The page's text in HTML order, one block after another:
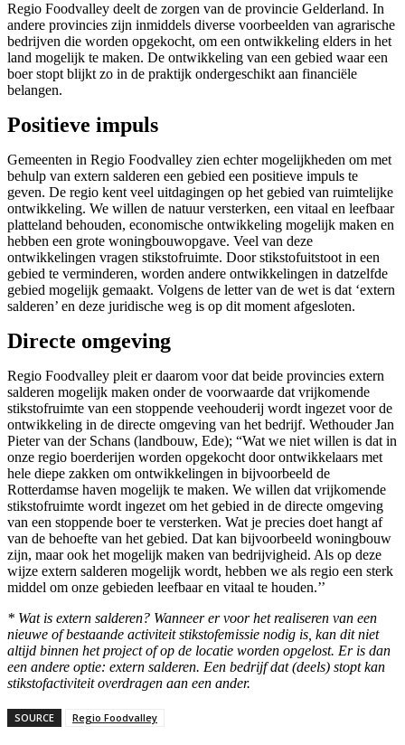
Regio Foodvalley deelt de zorgen van de provincie Gelderland. In
andere provincies zijn inmiddels diverse voorbeelden van agrarische
bedrijven die worden opgekocht, om een ontwikkeling elders in het
land mogelijk te maken. De ontwikkeling van een gebied waar een
boer stopt blijkt zo in de praktijk ondergeschikt aan financiële
belangen.
Positieve impuls
Gemeenten in Regio Foodvalley zien echter mogelijkheden om met
behulp van extern salderen een gebied een positieve impuls te
geven. De regio kent veel uitdagingen op het gebied van ruimtelijke
ontwikkeling. We willen de natuur versterken, een vitaal en leefbaar
platteland behouden, economische ontwikkeling mogelijk maken en
hebben een grote woningbouwopgave. Veel van deze
ontwikkelingen vragen stikstofruimte. Door stikstofuitstoot in een
gebied te verminderen, worden andere ontwikkelingen in datzelfde
gebied mogelijk gemaakt. Volgens de letter van de wet is dat ‘extern
salderen’ en deze juridische weg is op dit moment afgesloten.
Directe omgeving
Regio Foodvalley pleit er daarom voor dat beide provincies extern
salderen mogelijk maken onder de voorwaarde dat vrijkomende
stikstofruimte van een stoppende veehouderij wordt ingezet voor de
ontwikkeling in de directe omgeving van het bedrijf. Wethouder Jan
Pieter van der Schans (landbouw, Ede); “Wat we niet willen is dat in
onze regio boerderijen worden opgekocht door ontwikkelaars met
hele diepe zakken om ontwikkelingen in bijvoorbeeld de
Rotterdamse haven mogelijk te maken. We willen dat vrijkomende
stikstofruimte wordt ingezet om het gebied in de directe omgeving
van een stoppende boer te versterken. Wat je precies doet hangt af
van de behoefte van het gebied. Dat kan bijvoorbeeld woningbouw
zijn, maar ook het mogelijk maken van bedrijvigheid. Als op deze
wijze extern salderen mogelijk wordt, hebben we als regio een sterk
middel om onze gebieden leefbaar en vitaal te houden.’’
* Wat is extern salderen? Wanneer er voor het realiseren van een
nieuwe of bestaande activiteit stikstofemissie nodig is, kan dit niet
altijd binnen het project of op de locatie worden opgelost. Er is dan
een andere optie: extern salderen. Een bedrijf dat (deels) stopt kan
stikstofactiviteit overdragen aan een ander.
SOURCE Regio Foodvalley